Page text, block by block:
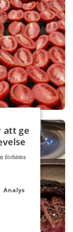
att ge
för­bättra
Analys